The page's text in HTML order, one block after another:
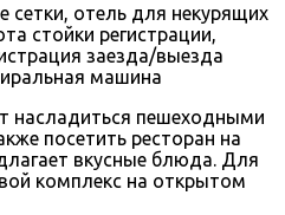
сетки, отель для некурящих
стойки регистрации,
заезда/выезда
машина
насладиться пешеходными
посетить ресторан на
вкусные блюда. Для
комплекс на открытом